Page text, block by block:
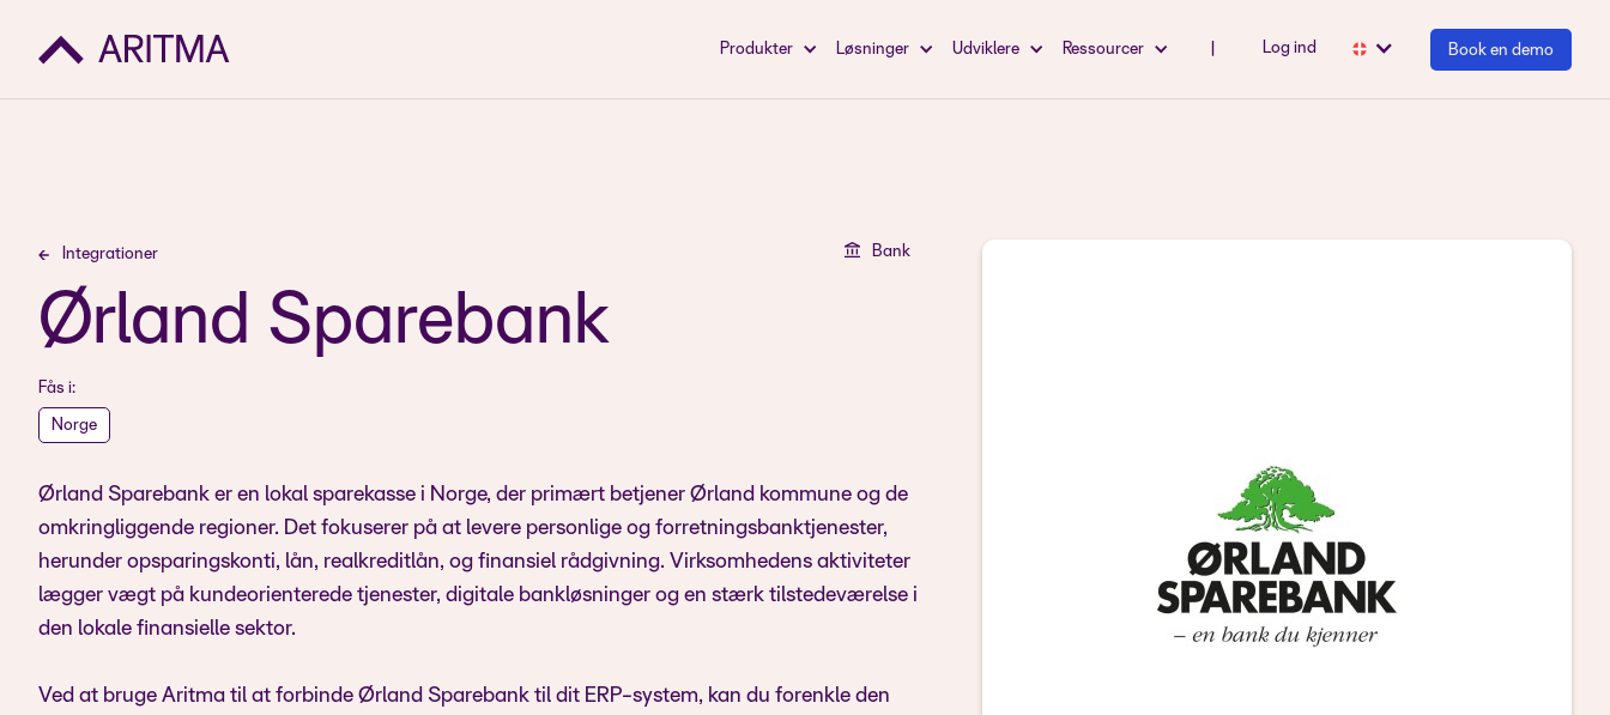
Produkter Løsninger Udviklere Ressourcer Log ind Book en demo
Integrationer Bank
Ørland Sparebank
Fås i:
Norge
Ørland Sparebank er en lokal sparekasse i Norge, der primært betjener Ørland kommune og de
omkringliggende regioner. Det fokuserer på at levere personlige og forretningsbanktjenester,
herunder opsparingskonti, lån, realkreditlån, og finansiel rådgivning. Virksomhedens aktiviteter
lægger vægt på kundeorienterede tjenester, digitale bankløsninger og en stærk tilstedeværelse i
den lokale finansielle sektor.
Ved at bruge Aritma til at forbinde Ørland Sparebank til dit ERP-system, kan du forenkle den